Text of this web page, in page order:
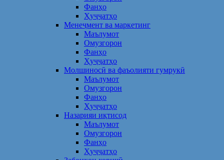
Фанҳо
Ҳуҷҷатҳо
Менеҷмент ва маркетинг
Маълумот
Омузгорон
Фанҳо
Ҳуҷҷатҳо
Молшиносӣ ва фаъолияти гумрукӣ
Маълумот
Омузгорон
Фанҳо
Ҳуҷҷатҳо
Назарияи иқтисод
Маълумот
Омузгорон
Фанҳо
Ҳуҷҷатҳо